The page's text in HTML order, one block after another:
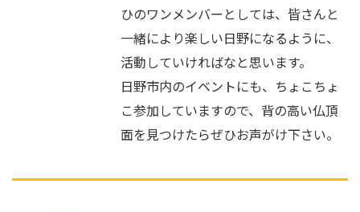
ひのワンメンバーとしては、皆さんと
一緒により楽しい日野になるように、
活動していければなと思います。
日野市内のイベントにも、ちょこちょ
こ参加していますので、背の高い仏頂
面を見つけたらぜひお声がけ下さい。